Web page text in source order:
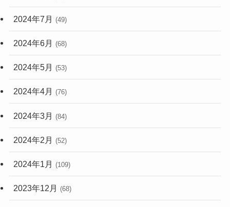
2024年7月 (49)
2024年6月 (68)
2024年5月 (53)
2024年4月 (76)
2024年3月 (84)
2024年2月 (52)
2024年1月 (109)
2023年12月 (68)